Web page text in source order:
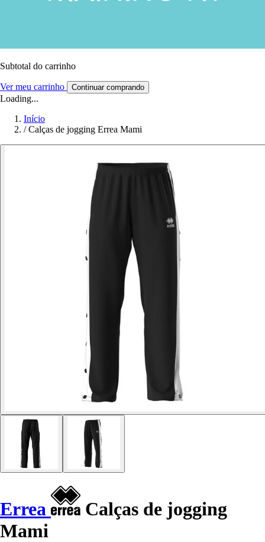
Subtotal do carrinho
Ver meu carrinho Continuar comprando
Loading...
Início
/ Calças de jogging Errea Mami
Errea
Calças de jogging
Mami